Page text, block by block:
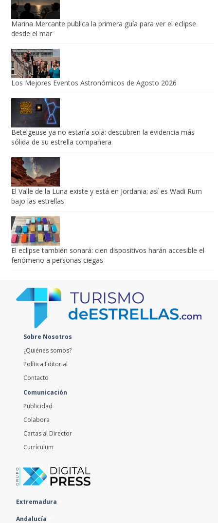
Marina Mercante publica la primera guía para ver el eclipse
desde el mar
Los Mejores Eventos Astronómicos de Agosto 2026
Betelgeuse ya no estaría sola: descubren la evidencia más
sólida de su estrella compañera
El Valle de la Luna existe y está en Jordania: así es Wadi Rum
bajo las estrellas
El eclipse también sonará: cien dispositivos harán accesible el
fenómeno a personas ciegas
Sobre Nosotros
¿Quiénes somos?
Política Editorial
Contacto
Comunicación
Publicidad
Colabora
Cartas al Director
Currículum
Extremadura
Andalucía
Portugal